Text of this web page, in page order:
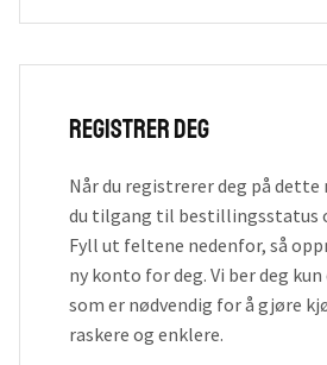
Registrer deg
Når du registrerer deg på
du tilgang til bestillingsstatus
Fyll ut feltene nedenfor, så
ny konto for deg. Vi ber deg
som er nødvendig for å gjøre
raskere og enklere.